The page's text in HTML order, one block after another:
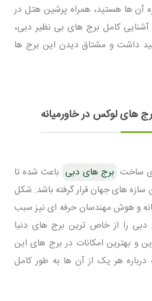
آن ها هستید، همراه پرشین هتل در
آشنایی کامل برج های بی نظیر دبی،
داشت و مشتاق دیدن این برج ها
های لوکس در خاورمیانه
ساخت برج های دبی باعث شده تا
سازه های جهان قرار گرفته باشد. شکل
و هوش مهندسان حرفه ای نیز سبب
را از خاص ترین برج های دنیا
و بهترین امکانات در برج های این
درباره هر یک از آن ها به طور کامل